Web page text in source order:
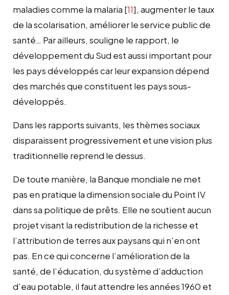
maladies comme la malaria [11], augmenter le taux
de la scolarisation, améliorer le service public de
santé… Par ailleurs, souligne le rapport, le
développement du Sud est aussi important pour
les pays développés car leur expansion dépend
des marchés que constituent les pays sous-
développés.
Dans les rapports suivants, les thèmes sociaux
disparaissent progressivement et une vision plus
traditionnelle reprend le dessus.
De toute manière, la Banque mondiale ne met
pas en pratique la dimension sociale du Point IV
dans sa politique de prêts. Elle ne soutient aucun
projet visant la redistribution de la richesse et
l’attribution de terres aux paysans qui n’en ont
pas. En ce qui concerne l’amélioration de la
santé, de l’éducation, du système d’adduction
d’eau potable, il faut attendre les années 1960 et